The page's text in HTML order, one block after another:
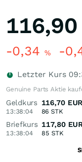
116,90
-0,34 % -
Letzter Kurs
Genuine Parts Aktie
Geldkurs
13:38:04
116,70 EUR
86 STK
Briefkurs
13:38:04
117,80
85 STK